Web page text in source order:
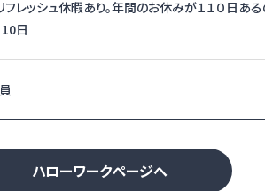
フレッシュ休暇あり。年間のお休みが１１０日あ
日
ハローワークページへ